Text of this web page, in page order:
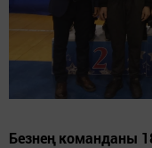
Безнең команданы